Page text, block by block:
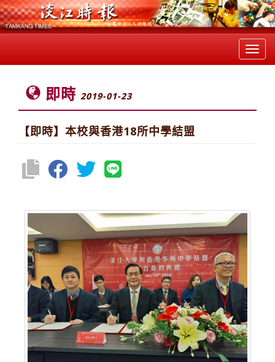
即時 2019-01-23
【即時】本校與香港18所中學結盟